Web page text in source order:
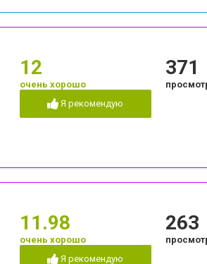
12
очень хорошо
Я рекомендую
371
11.98
очень хорошо
Я рекомендую
263